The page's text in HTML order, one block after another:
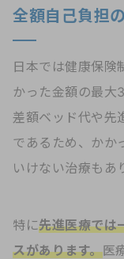
全額自己負担
日本では健康保険
かった金額の最大
差額ベッド代や先
であるため、かか
いけない治療もあ
特に先進医療では
スがあります。医